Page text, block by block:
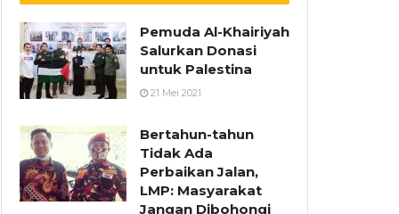
Pemuda Al-Khairiyah
Salurkan Donasi
untuk Palestina
21 Mei 2021
Bertahun-tahun
Tidak Ada
Perbaikan Jalan,
LMP: Masyarakat
Jangan Dibohongi